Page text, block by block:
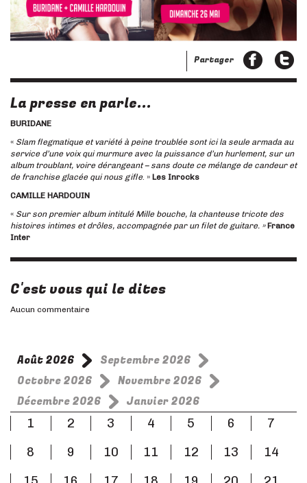
Partager
La presse en parle...
BURIDANE
« Slam flegmatique et variété à peine troublée sont ici la seule armada au
service d’une voix qui murmure avec la puissance d’un hurlement, sur un
album troublant, voire dérangeant – sans doute ce mélange de candeur et
de franchise glacée qui nous gifle. » Les Inrocks
CAMILLE HARDOUIN
« Sur son premier album intitulé Mille bouche, la chanteuse tricote des
histoires intimes et drôles, accompagnée par un filet de guitare. » France
Inter
C'est vous qui le dites
Aucun commentaire
Août 2026
Septembre 2026
Octobre 2026
Novembre 2026
Décembre 2026
Janvier 2026
1
2 3 4 5 6
7
8
9 10 11 12 13
14